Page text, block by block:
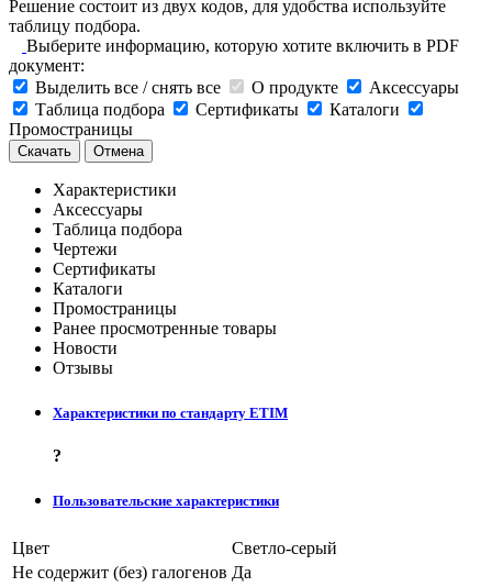
Решение состоит из двух кодов, для удобства используйте
таблицу подбора.
Выберите информацию, которую хотите включить в PDF
документ:
Выделить все / снять все
О продукте
Аксессуары
Таблица подбора
Сертификаты
Каталоги
Промостраницы
Скачать Отмена
Характеристики
Аксессуары
Таблица подбора
Чертежи
Сертификаты
Каталоги
Промостраницы
Ранее просмотренные товары
Новости
Отзывы
Характеристики по стандарту ETIM
?
Пользовательские характеристики
Цвет
Светло-серый
Не содержит (без) галогенов Да